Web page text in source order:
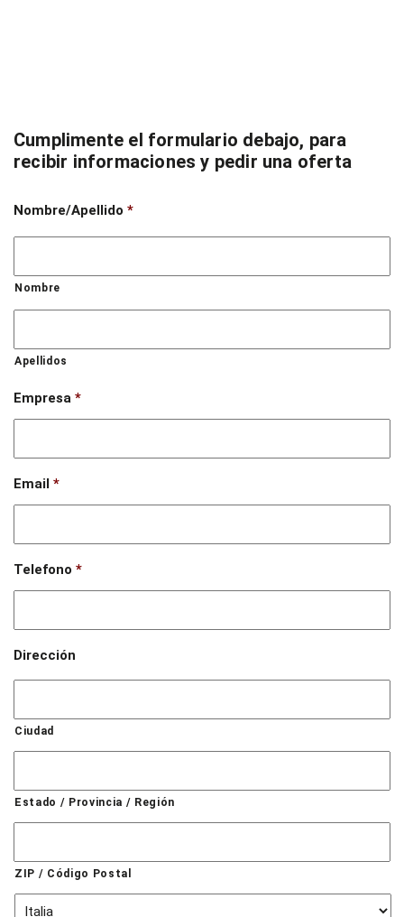
Cumplimente el formulario debajo, para
recibir informaciones y pedir una oferta
Nombre/Apellido *
Nombre
Apellidos
Empresa *
Email *
Telefono *
Dirección
Ciudad
Estado / Provincia / Región
ZIP / Código Postal